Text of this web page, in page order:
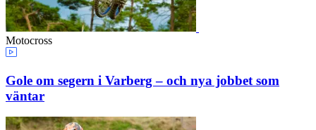
Motocross
Gole om segern i Varberg – och nya jobbet som
väntar